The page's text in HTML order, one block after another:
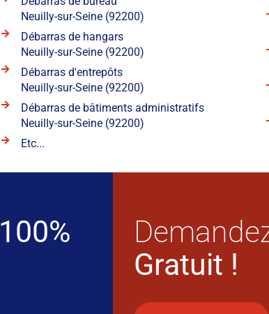
Neuilly-sur-Seine (92200)
Débarras de hangars
Neuilly-sur-Seine (92200)
Débarras d'entrepôts
Neuilly-sur-Seine (92200)
Débarras de bâtiments administratifs
Neuilly-sur-Seine (92200)
Etc...
100%
Gratuit !